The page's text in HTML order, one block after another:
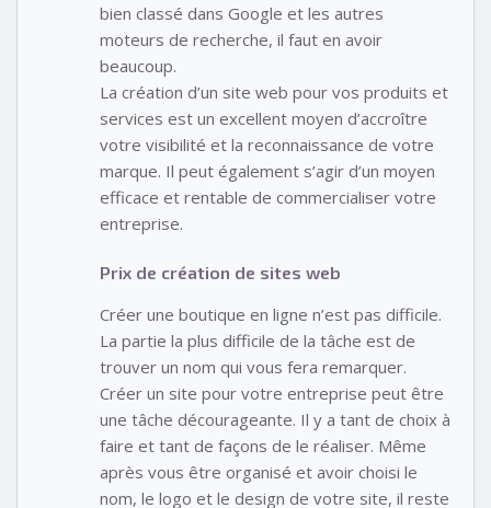
bien classé dans Google et les autres
moteurs de recherche, il faut en avoir
beaucoup.
La création d’un site web pour vos produits et
services est un excellent moyen d’accroître
votre visibilité et la reconnaissance de votre
marque. Il peut également s’agir d’un moyen
efficace et rentable de commercialiser votre
entreprise.
Prix de création de sites web
Créer une boutique en ligne n’est pas difficile.
La partie la plus difficile de la tâche est de
trouver un nom qui vous fera remarquer.
Créer un site pour votre entreprise peut être
une tâche décourageante. Il y a tant de choix à
faire et tant de façons de le réaliser. Même
après vous être organisé et avoir choisi le
nom, le logo et le design de votre site, il reste